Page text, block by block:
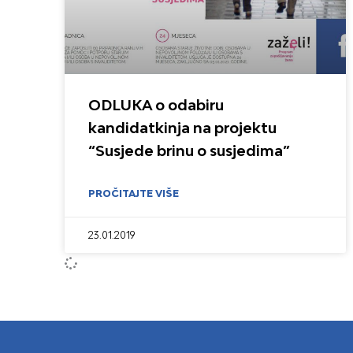
ODLUKA o odabiru
kandidatkinja na projektu
“Susjede brinu o susjedima”
PROČITAJTE VIŠE
23.01.2019